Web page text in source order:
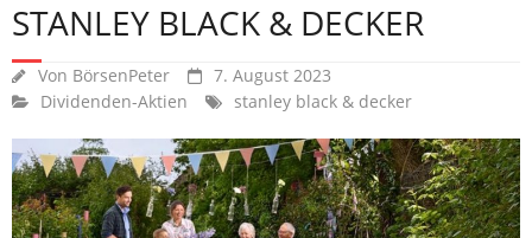
STANLEY BLACK & DECKER
Von BörsenPeter
7. August 2023
Dividenden-Aktien
stanley black & decker